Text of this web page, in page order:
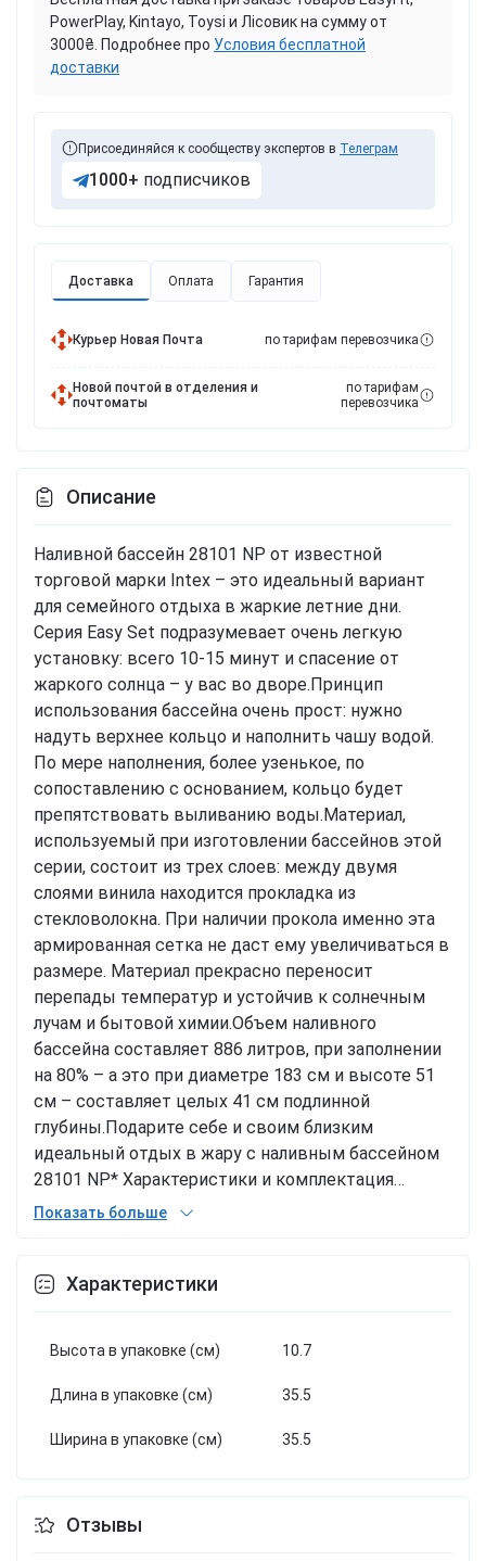
Доставка Оплата Гарантия
Курьер Новая Почта по тарифам перевозчика
Новой почтой в отделения и
почтоматы
по тарифам
перевозчика
PowerPlay, Kintayo, Toysi и Лісовик на сумму от
3000₴. Подробнее про Условия бесплатной
доставки
Присоединяйся к сообществу экспертов в Телеграм
1000+ подписчиков
Описание
Наливной бассейн 28101 NP от известной
торговой марки Intex – это идеальный вариант
для семейного отдыха в жаркие летние дни.
Серия Easy Set подразумевает очень легкую
установку: всего 10-15 минут и спасение от
жаркого солнца – у вас во дворе. Принцип
использования бассейна очень прост: нужно
надуть верхнее кольцо и наполнить чашу водой.
По мере наполнения, более узенькое, по
сопоставлению с основанием, кольцо будет
препятствовать выливанию воды. Материал,
используемый при изготовлении бассейнов этой
серии, состоит из трех слоев: между двумя
слоями винила находится прокладка из
стекловолокна. При наличии прокола именно эта
армированная сетка не даст ему увеличиваться в
размере. Материал прекрасно переносит
перепады температур и устойчив к солнечным
лучам и бытовой химии.Объем наливного
бассейна составляет 886 литров, при заполнении
на 80% – а это при диаметре 183 см и высоте 51
см – составляет целых 41 см подлинной
глубины. Подарите себе и своим близким
идеальный отдых в жару с наливным бассейном
28101 NP* Характеристики и комплектация
товара могут изменяться производителем без
IntexУпаковка:Коробка
Комбинированный Комплектация:
Показать больше
Характеристики
Высота в упаковке (см) 10.7
Длина в упаковке (см) 35.5
Ширина в упаковке (см) 35.5
Отзывы